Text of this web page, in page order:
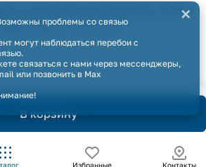
В корзину
Избранные Контакты
проблемы со связью
могут наблюдаться перебои с
связаться с нами через мессенджеры,
или позвонить в Max
×
в целях функционирования сайта и
сполитикой